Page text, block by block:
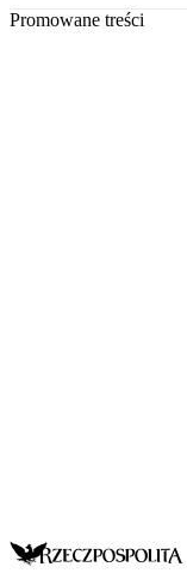
Promowane treści